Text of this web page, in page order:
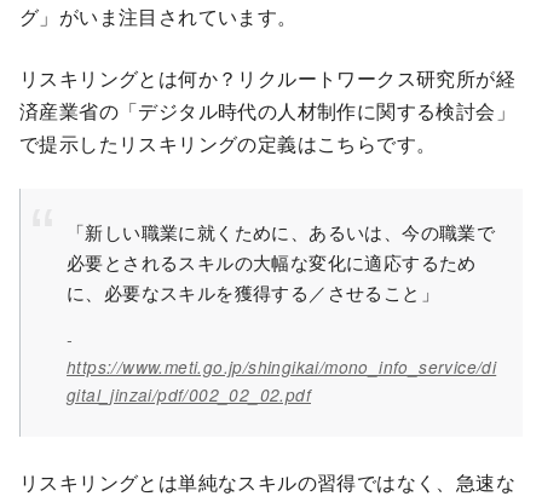
グ」がいま注目されています。
リスキリングとは何か？リクルートワークス研究所が経
済産業省の「デジタル時代の人材制作に関する検討会」
で提示したリスキリングの定義はこちらです。
「新しい職業に就くために、あるいは、今の職業で
必要とされるスキルの大幅な変化に適応するため
に、必要なスキルを獲得する／させること」
https://www.meti.go.jp/shingikai/mono_info_service/di
gital_jinzai/pdf/002_02_02.pdf
リスキリングとは単純なスキルの習得ではなく、急速な